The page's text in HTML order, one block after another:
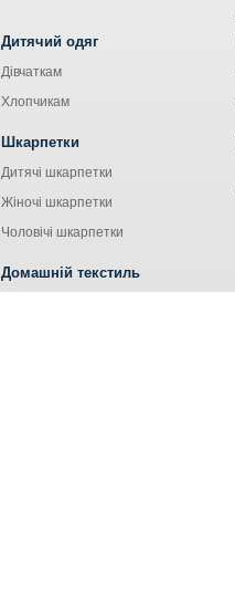
Дитячий одяг
Дівчаткам
Хлопчикам
Шкарпетки
Дитячі шкарпетки
Жіночі шкарпетки
Чоловічі шкарпетки
Домашній текстиль